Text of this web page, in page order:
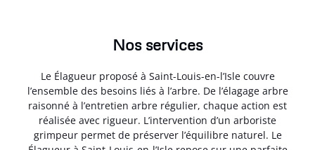
Nos services
Le Élagueur proposé à Saint-Louis-en-l’Isle couvre
l’ensemble des besoins liés à l’arbre. De l’élagage arbre
raisonné à l’entretien arbre régulier, chaque action est
réalisée avec rigueur. L’intervention d’un arboriste
grimpeur permet de préserver l’équilibre naturel. Le